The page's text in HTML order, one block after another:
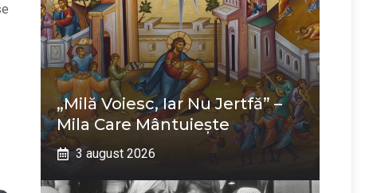
„Milă Voiesc, Iar Nu Jertfă” –
Mila Care Mântuiește
3 august 2026